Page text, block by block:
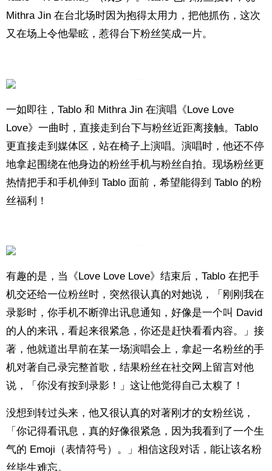
Mithra Jin 在台北场时因为抱得太用力，把他抓伤，这次
又在场上令他晕眩，惹得台下粉丝笑成一片。
一如即往，Tablo 和 Mithra Jin 在演唱《Love Love
Love》一曲时，直接走到台下与粉丝近距离接触。Tablo
更直接走到媒体区，站在椅子上演唱。演唱时，他还不停
地拿起围绕在他身边的粉丝手机与粉丝自拍。现场粉丝更
热情把手和手机伸到 Tablo 面前，希望能得到 Tablo 的粉
丝福利！
有趣的是，当《Love Love Love》结束后，Tablo 在把手
机交还给一位粉丝时，突然很认真的对她说，「刚刚我在
录影时，你手机不断弹出讯息通知，好像是一个叫 David
的人的来讯，看起来很紧急，你还是赶快看看内容。」接
著，他就道出早前在某一场演唱会上，拿起一名粉丝的手
机对著自己录完整首歌，结果粉丝在社交网上留言对他
说，「你没有按到录影！」这让他觉得自己太糗了！
没想到转过头来，他又很认真的对著刚才的女粉丝说，
「你记得看讯息，真的好像很紧急，因为我看到了一个生
气的 Emoji（表情符号）。」相信这段对话，能让该名粉
丝毕生难忘。